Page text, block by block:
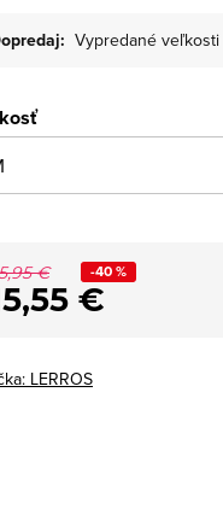
Vypredané veľkosti
€ -40 %
€
LERROS